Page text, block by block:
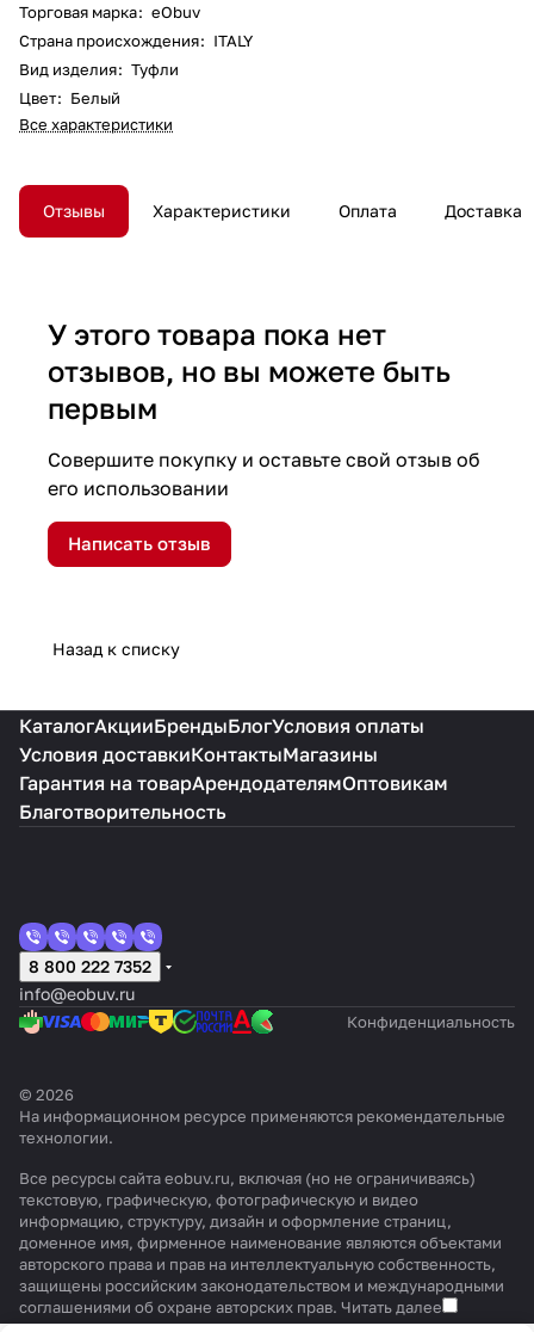
Торговая марка: eObuv
Страна происхождения: ITALY
Вид изделия: Туфли
Цвет: Белый
Все характеристики
Отзывы Характеристики Оплата Доставка
У этого товара пока нет
отзывов, но вы можете быть
первым
Совершите покупку и оставьте свой отзыв об
его использовании
Написать отзыв
Назад к списку
КаталогАкцииБрендыБлогУсловия оплаты
Условия доставкиКонтактыМагазины
Гарантия на товарАрендодателямОптовикам
Благотворительность
8 800 222 7352
info@eobuv.ru
Конфиденциальность
© 2026
На информационном ресурсе применяются рекомендательные
технологии.
Все ресурсы сайта eobuv.ru, включая (но не ограничиваясь)
текстовую, графическую, фотографическую и видео
информацию, структуру, дизайн и оформление страниц,
доменное имя, фирменное наименование являются объектами
авторского права и прав на интеллектуальную собственность,
защищены российским законодательством и международными
соглашениями об охране авторских прав. Читать далее